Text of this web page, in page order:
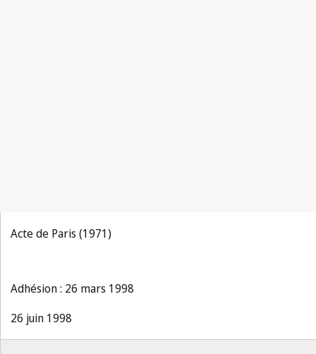
Acte de Paris (1971)
Adhésion : 26 mars 1998
26 juin 1998